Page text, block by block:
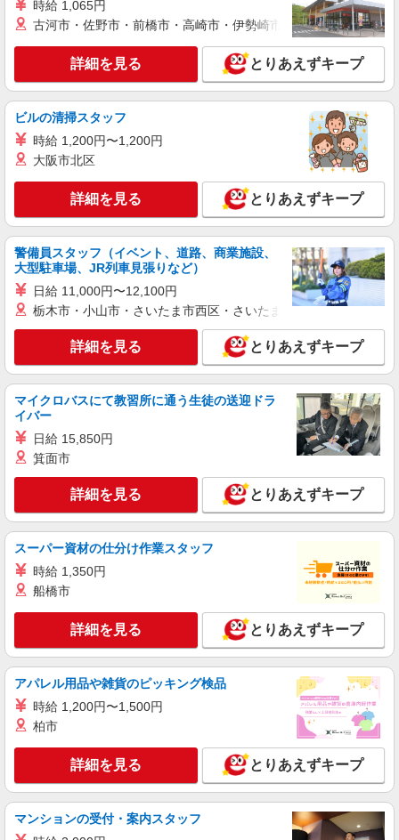
キープ 詳細を見る
セントスタッフ株式会社 横浜支店（19427)
NEW
保育士
円 ※ 交通費別途支給 ※試用期間なし ※雇用期間
の定めあり ※給与幅は経験・能力による
キープ 詳細を見る
派遣社員
セントスタッフ株式会社 横浜支店（19426)
NEW
保育士
【保育士資格必須】 時給：1,500円〜 ※交通
費全額別途支給 ※試用期間なし ※雇用期間の定め
あり ※給与幅は経験・能力による
神奈川県横浜市神奈川区白楽
キープ 詳細を見る
派遣社員
セントスタッフ株式会社 横浜支店（18263)
NEW
【保育士資格必須】 時給：1,500円〜1,700円
※交通費全額別途支給 ※試用期間なし ※雇用期間
の定めあり ※給与幅は経験・能力による
神奈川県横浜市神奈川区子安通3
キープ
派遣社員
セントスタッフ株式会社 横浜支店（21502)
保育士
【保育士資格必須】 時給：1,500円〜 ※交通
費全額別途支給 ※試用期間なし ※雇用期間の定め
あり ※給与幅は経験・能力による
神奈川県横浜市神奈川区亀住町4
詳細を見る
セントスタッフ株式会社 横浜支店（19334)
NEW
保育士
時給 1,065円
古河市・佐野市・前橋市・高崎市・伊勢崎市・太田市・館林市
詳細を見る とりあえずキープ
ビルの清掃スタッフ
時給 1,200円〜1,200円
大阪市北区
詳細を見る とりあえずキープ
警備員スタッフ（イベント、道路、商業施設、
大型駐車場、JR列車見張りなど）
日給 11,000円〜12,100円
栃木市・小山市・さいたま市西区・さいたま市岩槻区・久喜市・
詳細を見る とりあえずキープ
マイクロバスにて教習所に通う生徒の送迎ドラ
イバー
日給 15,850円
箕面市
詳細を見る とりあえずキープ
スーパー資材の仕分け作業スタッフ
時給 1,350円
船橋市
詳細を見る とりあえずキープ
アパレル用品や雑貨のピッキング検品
時給 1,200円〜1,500円
柏市
詳細を見る とりあえずキープ
マンションの受付・案内スタッフ